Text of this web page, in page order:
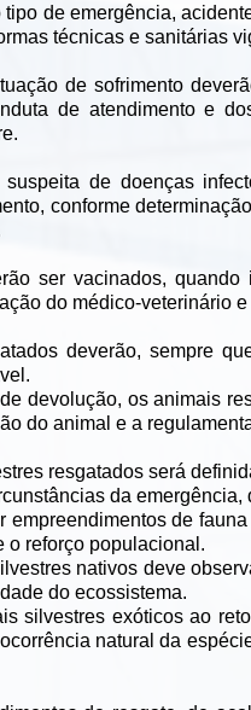
de emergência,
técnicas e sanitárias
de sofrimento
de atendimento e
de doenças
conforme
ser vacinados,
do médico-veterinário
deverão, sempre
devolução, os animais
do animal e a
resgatados será
da emergência,
empreendimentos de
o reforço populacional.
nativos deve
do ecossistema.
silvestres exóticos ao
natural da